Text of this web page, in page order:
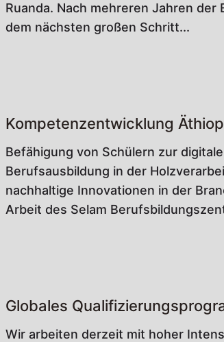
Ruanda. Nach mehreren Jahren
dem nächsten großen Schritt...
Kompetenzentwicklung
Befähigung von Schülern zur
Berufsausbildung in der
nachhaltige Innovationen in der
Arbeit des Selam
Globales
Wir arbeiten derzeit mit hoher